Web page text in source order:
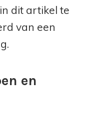
dit artikel te
van een
en